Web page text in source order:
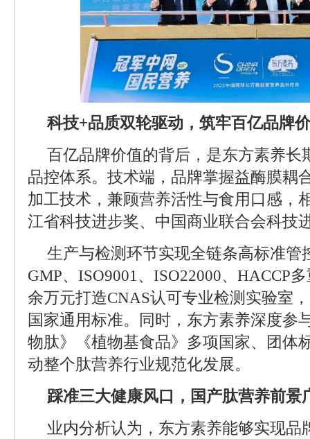
科技+品质双轮驱动，筑牢百亿品牌
百亿品牌价值的背后，是东方素养长
品控体系。技术端，品牌掌握益酶膜耦
加工技术，兼顾营养活性与食用口感，
江省科技进步奖、中国商业联合会科技
生产与检测环节实现全链条高标准管
GMP、ISO9001、ISO22000、HACCP
余万元打造CNAS认可专业检测实验室
国家通用标准。同时，东方素养深度参
物肽》《植物基食品》多项国家、团体
动整个肽营养行业规范化发展。
踩准三大健康风口，国产肽营养前景
业内分析认为，东方素养能够实现品